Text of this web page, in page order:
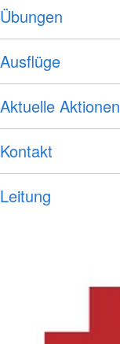
Übungen
Ausflüge
Aktuelle Aktionen
Kontakt
Leitung